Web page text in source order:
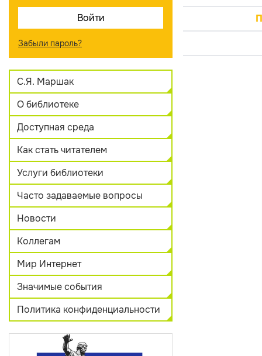
Забыли пароль?
С.Я. Маршак
О библиотеке
Доступная среда
Как стать читателем
Услуги библиотеки
Часто задаваемые вопросы
Новости
Коллегам
Мир Интернет
Значимые события
Политика конфиденциальности